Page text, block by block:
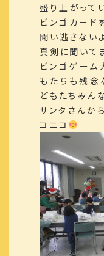
盛り上がって
ビンゴカー
聞い逃さない
真剣に聞いて
ビンゴゲーム
もたちも残念
どもたちみん
サンタさんか
コニコ